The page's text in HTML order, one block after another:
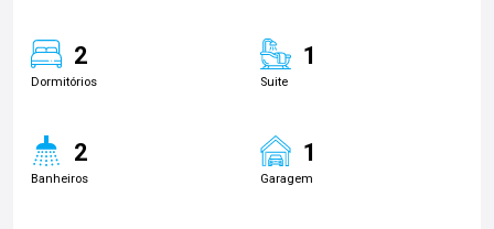
2
Dormitórios
1
Suite
2
Banheiros
1
Garagem